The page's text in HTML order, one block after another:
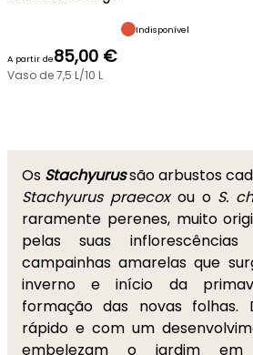
Indisponível
A partir de85,00 €
Vaso de 7,5 L/10 L
Os Stachyurussão arbustos
Stachyurus praecoxou o S.
raramente perenes, muito
pelas suas
campainhas amarelas que
inverno e início da
formação das novas folhas.
rápido e com um
embelezam o jardim em